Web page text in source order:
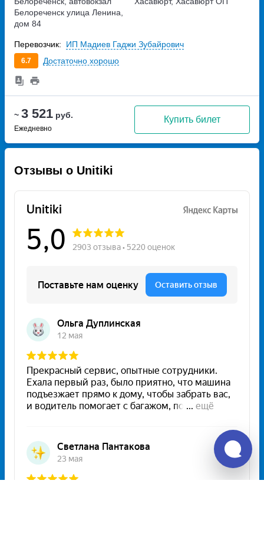
~ 3 521 руб.
Ежедневно
Купить билет
Белореченск улица Ленина,
дом 84
6.7 Достаточно хорошо
Перевозчик: ИП Мадиев Гаджи Зубайрович
Отзывы о Unitiki